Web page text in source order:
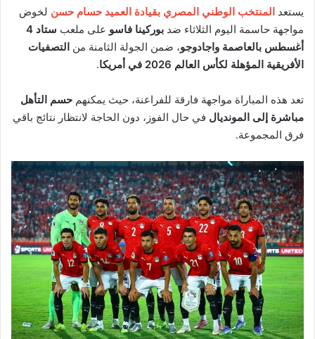
يستعد المنتخب الوطني المصري بقيادة العميد حسام حسن لخوض
مواجهة حاسمة اليوم الثلاثاء ضد بوركينا فاسو على ملعب
ستاد 4
أغسطس بالعاصمة واجادوجو، ضمن الجولة الثامنة من التصفيات
الأفريقية المؤهلة لكأس العالم 2026 في أمريكا
.
تعد هذه المباراة مواجهة فارقة للفراعنة، حيث يمكنهم حسم التأهل
مباشرة إلى المونديال في حال الفوز، دون الحاجة لانتظار نتائج باقي
فرق المجموعة.